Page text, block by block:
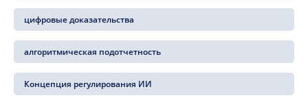
цифровые доказательства
алгоритмическая подотчетность
Концепция регулирования ИИ